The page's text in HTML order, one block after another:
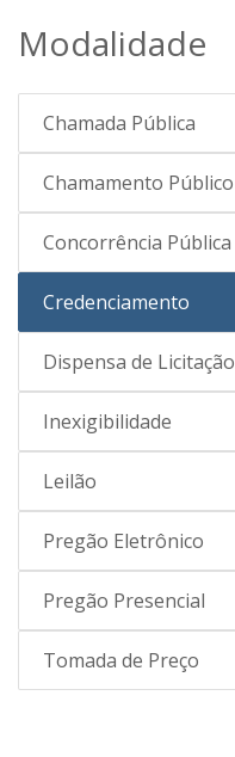
Modalidade
Chamada Pública
Chamamento Público
Concorrência Pública
Credenciamento
Dispensa de Licitação
Inexigibilidade
Leilão
Pregão Eletrônico
Pregão Presencial
Tomada de Preço